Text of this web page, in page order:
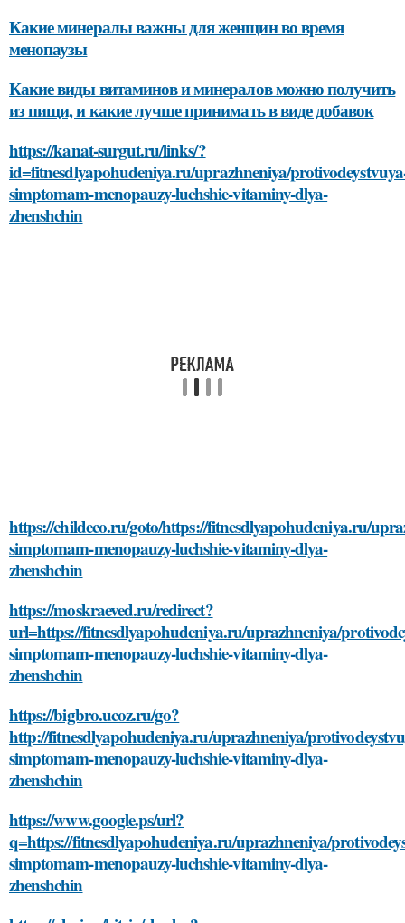
Какие минералы важны для женщин во время
менопаузы
Какие виды витаминов и минералов можно получить
из пищи, и какие лучше принимать в виде добавок
https://kanat-surgut.ru/links/?
id=fitnesdlyapohudeniya.ru/uprazhneniya/
simptomam-menopauzy-luchshie-vitaminy-dlya-
zhenshchin
https://childeco.ru/goto/https://fitnesdlyapohudeniya.ru/
simptomam-menopauzy-luchshie-vitaminy-dlya-
zhenshchin
https://moskraeved.ru/redirect?
url=https://fitnesdlyapohudeniya.ru/uprazhneniya/
simptomam-menopauzy-luchshie-vitaminy-dlya-
zhenshchin
https://bigbro.ucoz.ru/go?
http://fitnesdlyapohudeniya.ru/uprazhneniya/
simptomam-menopauzy-luchshie-vitaminy-dlya-
zhenshchin
https://www.google.ps/url?
q=https://fitnesdlyapohudeniya.ru/uprazhneniya/
simptomam-menopauzy-luchshie-vitaminy-dlya-
zhenshchin